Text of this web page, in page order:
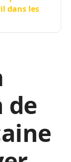
dans les
de